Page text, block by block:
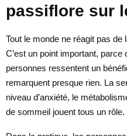
passiflore sur
Tout le monde ne réagit pas
C’est un point important, parce
personnes ressentent un
remarquent presque rien. La
niveau d’anxiété, le
de sommeil jouent tous un rôle.